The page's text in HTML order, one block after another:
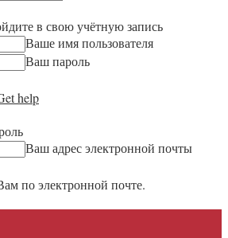
в свою учётную запись
Ваше имя пользователя
Ваш пароль
help
Ваш адрес электронной почты
по электронной почте.